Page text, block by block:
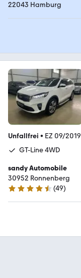
22043 Hamburg
Unfallfrei • EZ 09/2019
GT-Line 4WD
sandy Automobile
30952 Ronnenberg
4.7 Sterne
(49)